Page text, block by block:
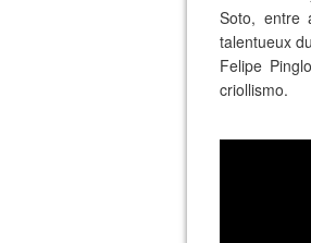
Soto, entre
talentueux
Felipe
criollismo.